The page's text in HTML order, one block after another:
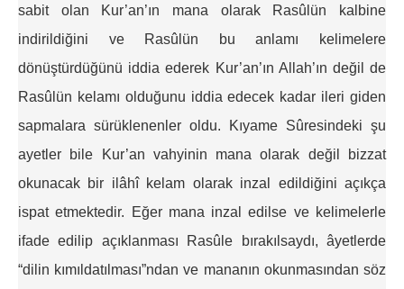
sabit olan Kur’an’ın mana olarak Rasûlün kalbine
indirildiğini ve Rasûlün bu anlamı kelimelere
dönüştürdüğünü iddia ederek Kur’an’ın Allah’ın değil de
Rasûlün kelamı olduğunu iddia edecek kadar ileri giden
sapmalara sürüklenenler oldu. Kıyame Sûresindeki şu
ayetler bile Kur’an vahyinin mana olarak değil bizzat
okunacak bir ilâhî kelam olarak inzal edildiğini açıkça
ispat etmektedir. Eğer mana inzal edilse ve kelimelerle
ifade edilip açıklanması Rasûle bırakılsaydı, âyetlerde
“dilin kımıldatılması”ndan ve mananın okunmasından söz